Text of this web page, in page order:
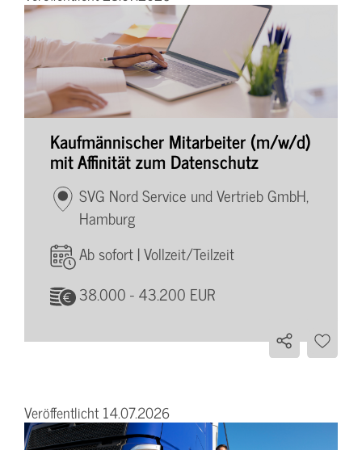
Kaufmännischer Mitarbeiter (m/w/d)
mit Affinität zum Datenschutz
SVG Nord Service und Vertrieb GmbH,
Hamburg
Ab sofort | Vollzeit/Teilzeit
38.000 - 43.200 EUR
Veröffentlicht 14.07.2026